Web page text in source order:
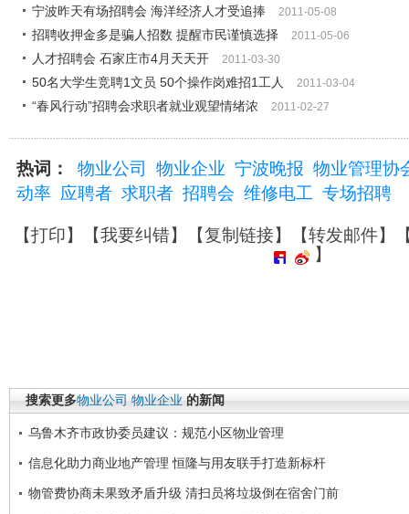
宁波昨天有场招聘会 海洋经济人才受追捧
2011-05-08
招聘收押金多是骗人招数 提醒市民谨慎选择 2011-05-06
人才招聘会 石家庄市4月天天开 2011-03-30
50名大学生竞聘1文员 50个操作岗难招1工人 2011-03-04
“春风行动”招聘会求职者就业观望情绪浓 2011-02-27
热词： 物业公司 物业企业 宁波晚报 物业管理协
动率 应聘者 求职者 招聘会 维修电工 专场招聘
【打印】【我要纠错】【复制链接】【转发邮件】
】
搜索更多物业公司 物业企业 的新闻
乌鲁木齐市政协委员建议：规范小区物业管理
信息化助力商业地产管理 恒隆与用友联手打造新标杆
物管费协商未果致矛盾升级 清扫员将垃圾倒在宿舍门前